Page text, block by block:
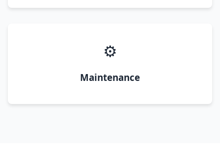
⚙️
Maintenance